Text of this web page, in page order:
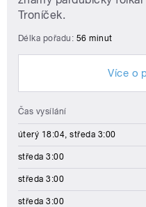
Troníček.
Délka pořadu: 56 minut
Více o
Čas vysílání
úterý 18:04, středa 3:00
středa 3:00
středa 3:00
středa 3:00